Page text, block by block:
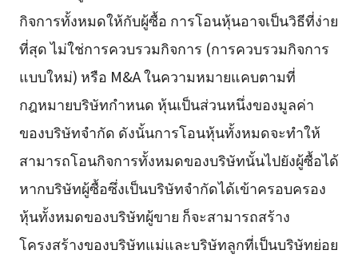
กิจการทั้งหมดให้กับผู้ซื้อ การโอนหุ้นอาจเป็นวิธีที่ง่าย
ที่สุด ไม่ใช่การควบรวมกิจการ (การควบรวมกิจการ
แบบใหม่) หรือ M&A ในความหมายแคบตามที่
กฎหมายบริษัทกำหนด หุ้นเป็นส่วนหนึ่งของมูลค่า
ของบริษัทจำกัด ดังนั้นการโอนหุ้นทั้งหมดจะทำให้
สามารถโอนกิจการทั้งหมดของบริษัทนั้นไปยังผู้ซื้อได้
หากบริษัทผู้ซื้อซึ่งเป็นบริษัทจำกัดได้เข้าครอบครอง
หุ้นทั้งหมดของบริษัทผู้ขาย ก็จะสามารถสร้าง
โครงสร้างของบริษัทแม่และบริษัทลูกที่เป็นบริษัทย่อย